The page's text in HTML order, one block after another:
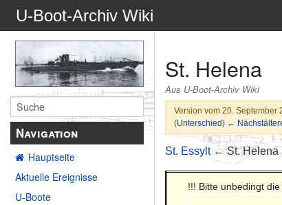
U-Boot-Archiv Wiki
Navigation
Hauptseite
Aktuelle Ereignisse
U-Boote
St. Helena
Aus U-Boot-Archiv Wiki
Version vom 20. September
(Unterschied) ←
St. Essylt← St.
!!! Bitte unbedingt